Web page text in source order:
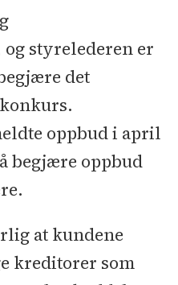
styrelederen er
det
oppbud i april
begjære oppbud
at kundene
kreditorer som